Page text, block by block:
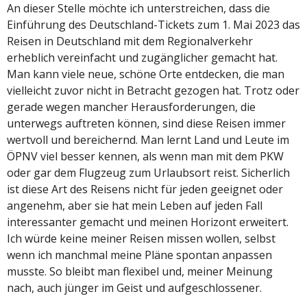
An dieser Stelle möchte ich unterstreichen, dass die
Einführung des Deutschland-Tickets zum 1. Mai 2023 das
Reisen in Deutschland mit dem Regionalverkehr
erheblich vereinfacht und zugänglicher gemacht hat.
Man kann viele neue, schöne Orte entdecken, die man
vielleicht zuvor nicht in Betracht gezogen hat. Trotz oder
gerade wegen mancher Herausforderungen, die
unterwegs auftreten können, sind diese Reisen immer
wertvoll und bereichernd. Man lernt Land und Leute im
ÖPNV viel besser kennen, als wenn man mit dem PKW
oder gar dem Flugzeug zum Urlaubsort reist. Sicherlich
ist diese Art des Reisens nicht für jeden geeignet oder
angenehm, aber sie hat mein Leben auf jeden Fall
interessanter gemacht und meinen Horizont erweitert.
Ich würde keine meiner Reisen missen wollen, selbst
wenn ich manchmal meine Pläne spontan anpassen
musste. So bleibt man flexibel und, meiner Meinung
nach, auch jünger im Geist und aufgeschlossener.